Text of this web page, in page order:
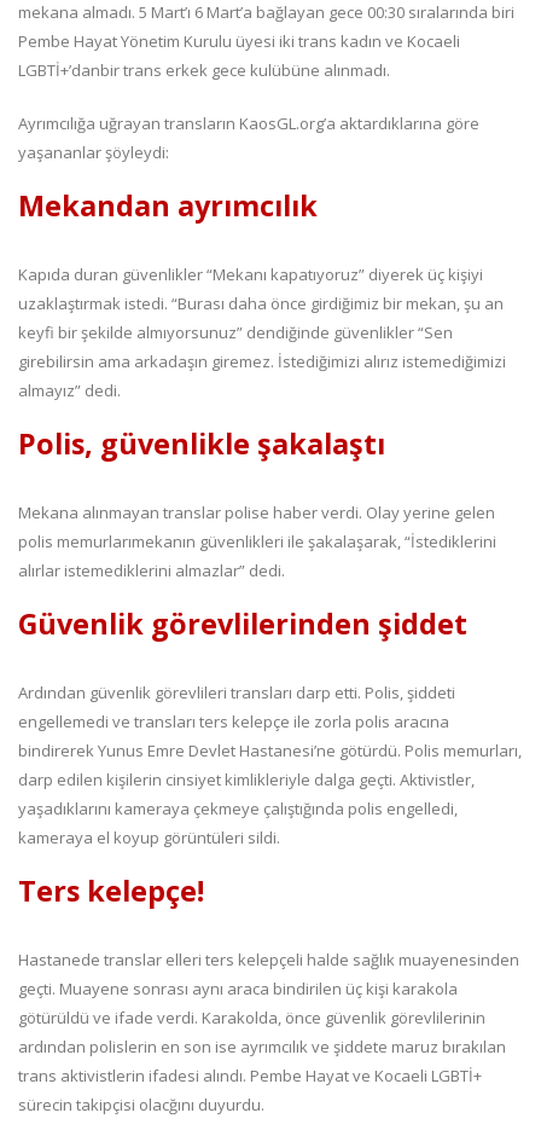
mekana almadı. 5 Mart’ı 6 Mart’a bağlayan gece 00:30 sıralarında biri
Pembe Hayat Yönetim Kurulu üyesi iki trans kadın ve Kocaeli
LGBTİ+’danbir trans erkek gece kulübüne alınmadı.
Ayrımcılığa uğrayan transların KaosGL.org’a aktardıklarına göre
yaşananlar şöyleydi:
Mekandan ayrımcılık
Kapıda duran güvenlikler “Mekanı kapatıyoruz” diyerek üç kişiyi
uzaklaştırmak istedi. “Burası daha önce girdiğimiz bir mekan, şu an
keyfi bir şekilde almıyorsunuz” dendiğinde güvenlikler “Sen
girebilirsin ama arkadaşın giremez. İstediğimizi alırız istemediğimizi
almayız” dedi.
Polis, güvenlikle şakalaştı
Mekana alınmayan translar polise haber verdi. Olay yerine gelen
polis memurlarımekanın güvenlikleri ile şakalaşarak, “İstediklerini
alırlar istemediklerini almazlar” dedi.
Güvenlik görevlilerinden şiddet
Ardından güvenlik görevlileri transları darp etti. Polis, şiddeti
engellemedi ve transları ters kelepçe ile zorla polis aracına
bindirerek Yunus Emre Devlet Hastanesi’ne götürdü. Polis memurları,
darp edilen kişilerin cinsiyet kimlikleriyle dalga geçti. Aktivistler,
yaşadıklarını kameraya çekmeye çalıştığında polis engelledi,
kameraya el koyup görüntüleri sildi.
Ters kelepçe!
Hastanede translar elleri ters kelepçeli halde sağlık muayenesinden
geçti. Muayene sonrası aynı araca bindirilen üç kişi karakola
götürüldü ve ifade verdi. Karakolda, önce güvenlik görevlilerinin
ardından polislerin en son ise ayrımcılık ve şiddete maruz bırakılan
trans aktivistlerin ifadesi alındı. Pembe Hayat ve Kocaeli LGBTİ+
sürecin takipçisi olacğını duyurdu.